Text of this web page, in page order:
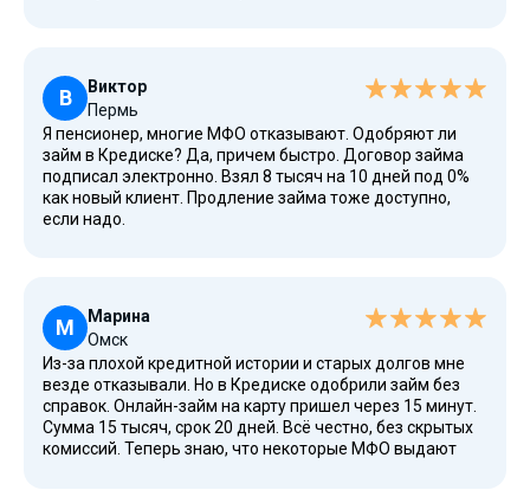
В
Виктор
Пермь
Я пенсионер, многие МФО отказывают. Одобряют ли
займ в Кредиске? Да, причем быстро. Договор займа
подписал электронно. Взял 8 тысяч на 10 дней под 0%
как новый клиент. Продление займа тоже доступно,
если надо.
М
Марина
Омск
Из-за плохой кредитной истории и старых долгов мне
везде отказывали. Но в Кредиске одобрили займ без
справок. Онлайн-займ на карту пришел через 15 минут.
Сумма 15 тысяч, срок 20 дней. Всё честно, без скрытых
комиссий. Теперь знаю, что некоторые МФО выдают